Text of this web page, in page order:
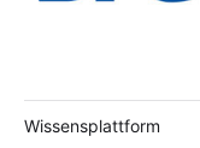
Wissensplattform